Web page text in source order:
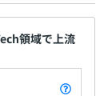
用保険・労災
領域で上流